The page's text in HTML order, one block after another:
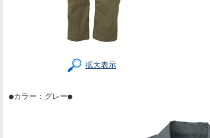
拡大表示
●カラー：グレー●